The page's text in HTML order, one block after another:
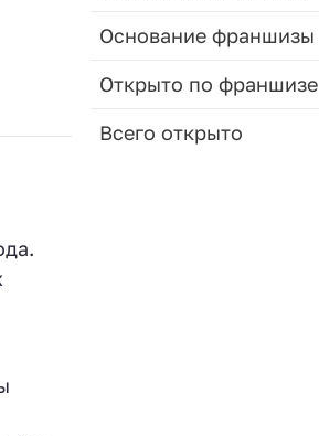
Основание франшизы
Открыто по франшизе
Всего открыто